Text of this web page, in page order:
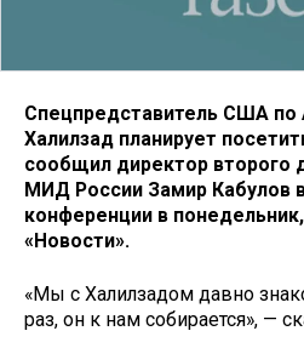
Спецпредставитель США по
Халилзад планирует
сообщил директор второго
МИД России Замир Кабулов
конференции в понедельник,
«Новости».
«Мы с Халилзадом давно
раз, он к нам собирается», —